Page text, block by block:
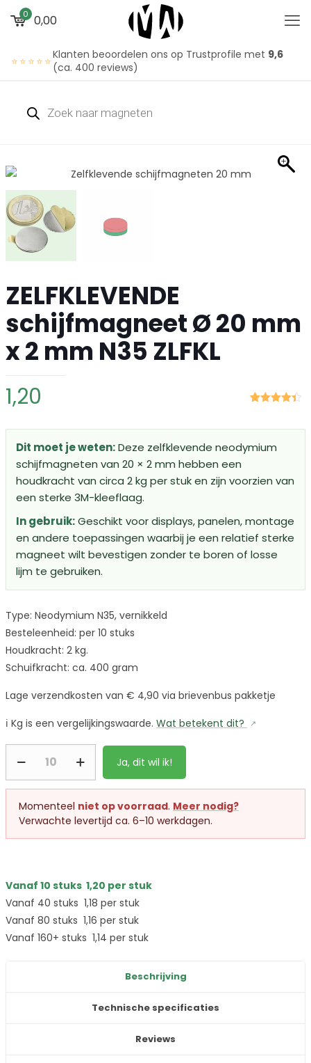
0 0,00
⭐⭐⭐⭐⭐Klanten beoordelen ons op Trustprofile met 9,6
(ca. 400 reviews)
ZELFKLEVENDE
schijfmagneet Ø 20 mm
x 2 mm N35 ZLFKL
gebaseerd
waarderingen
1,20
Dit moet je weten:Deze zelfklevende neodymium
schijfmagneten van 20 × 2 mm hebben een
houdkracht van circa 2 kg per stuk en zijn voorzien van
een sterke 3M-kleeflaag.
In gebruik:Geschikt voor displays, panelen, montage
en andere toepassingen waarbij je een relatief sterke
magneet wilt bevestigen zonder te boren of losse
lijm te gebruiken.
Type: Neodymium N35, vernikkeld
Besteleenheid: per 10 stuks
Houdkracht: 2 kg.
Schuifkracht: ca. 400 gram
Lage verzendkosten van € 4,90 via brievenbus pakketje
ℹ️ Kg is een vergelijkingswaarde. Wat betekent dit?
Ja, dit wil ik!
Momenteel niet op voorraad. Meer nodig?
Verwachte levertijd ca. 6–10 werkdagen.
Vanaf 10 stuks 1,20 per stuk
Vanaf 40 stuks 1,18 per stuk
Vanaf 80 stuks 1,16 per stuk
Vanaf 160+ stuks 1,14 per stuk
Beschrijving
Technische specificaties
Reviews